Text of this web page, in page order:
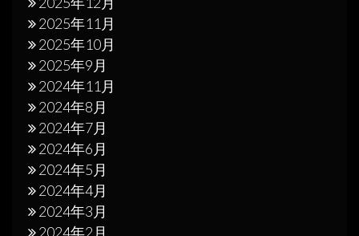
2025年11月
2025年10月
2025年9月
2024年11月
2024年8月
2024年7月
2024年6月
2024年5月
2024年4月
2024年3月
2024年2月